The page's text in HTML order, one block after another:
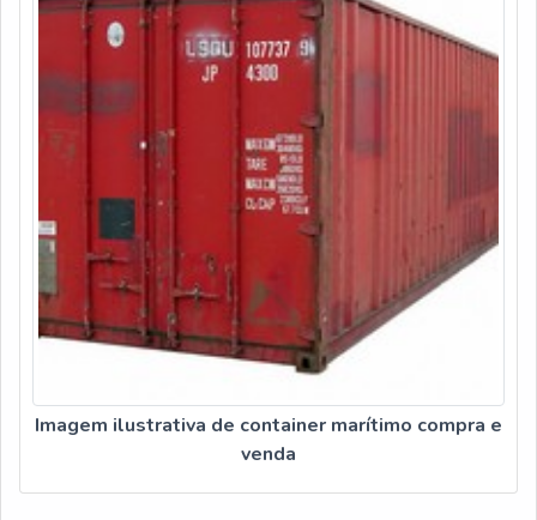
Imagem ilustrativa de container marítimo compra e
venda